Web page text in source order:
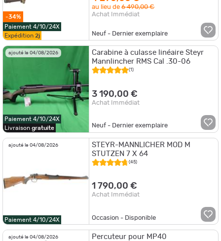
-34%
Paiement 4/10/24X
Expédition 2j
au lieu de6 490,00 €
Achat Immédiat
Neuf - Dernier exemplaire
ajouté le 04/08/2026
Paiement 4/10/24X
Livraison gratuite
Carabine à culasse linéaire Steyr
Mannlincher RMS Cal .30-06
(1)
3 190,00 €
Achat Immédiat
Neuf - Dernier exemplaire
ajouté le 04/08/2026
Paiement 4/10/24X
STEYR-MANNLICHER MOD M
STUTZEN 7 X 64
(45)
1 790,00 €
Achat Immédiat
Occasion - Disponible
ajouté le 04/08/2026 Percuteur pour MP40